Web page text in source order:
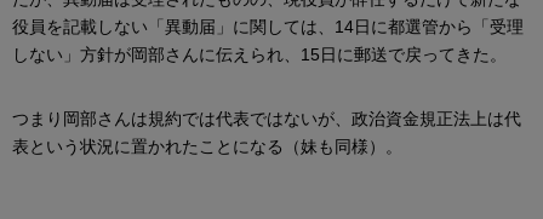
役員を記載しない「異動届」に関しては、14日に都選管から「受理
しない」方針が岡部さんに伝えられ、15日に郵送で戻ってきた。
つまり岡部さんは規約では代表ではないが、政治資金規正法上は代
表という状況に置かれたことになる（妹も同様）。